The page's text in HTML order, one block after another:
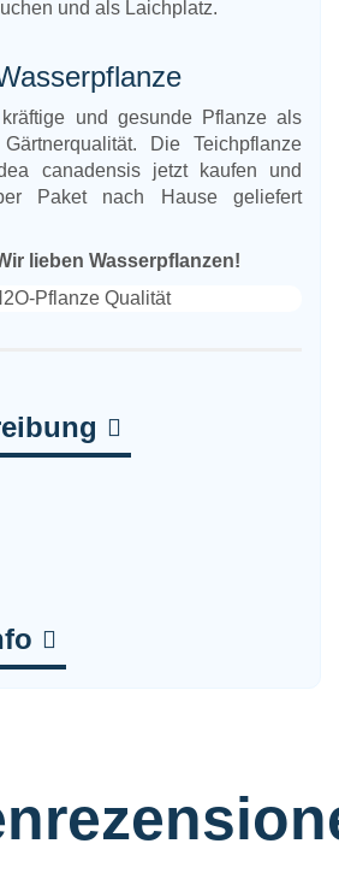
und als Laichplatz.
und gesunde Pflanze als
Die Teichpflanze
canadensis jetzt kaufen und
Paket nach Hause geliefert
lieben Wasserpflanzen!